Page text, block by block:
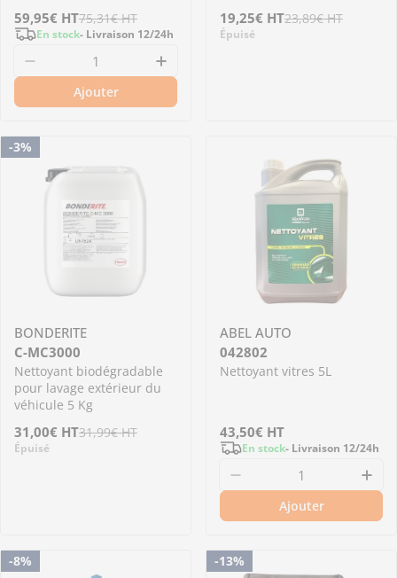
Prix
de
vente
59,95€ HT
Prix
régulier
75,31€HT
En stock- Livraison 12/24h
Diminuer la quantité pour 7218 - Nettoyant
Augmenter la quantité pour
Ajouter
Prix
19,25€ HT
Prix
23,89€HT
Épuisé
-3%
BONDERITE
C-MC3000
Nettoyant biodégradable
pour lavage extérieur du
véhicule 5 Kg
Prix
31,00€ HT
Prix
31,99€HT
Épuisé
ABEL AUTO
042802
Nettoyant vitres 5L
Prix
régulier
43,50€ HT
En stock- Livraison 12/24h
Diminuer la
Ajouter
-8% -13%